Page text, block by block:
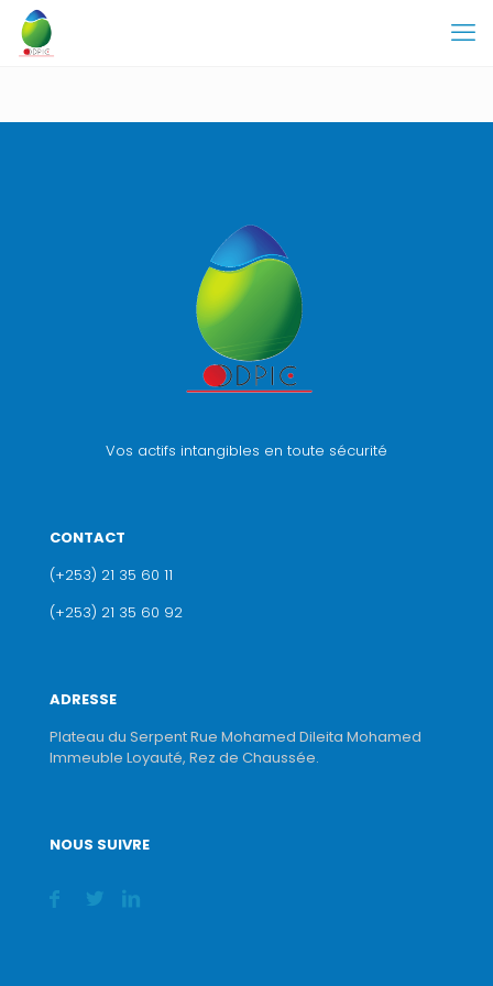
Vos actifs intangibles en toute sécurité
CONTACT
(+253) 21 35 60 11
(+253) 21 35 60 92
ADRESSE
Plateau du Serpent Rue Mohamed Dileita Mohamed
Immeuble Loyauté, Rez de Chaussée.
NOUS SUIVRE